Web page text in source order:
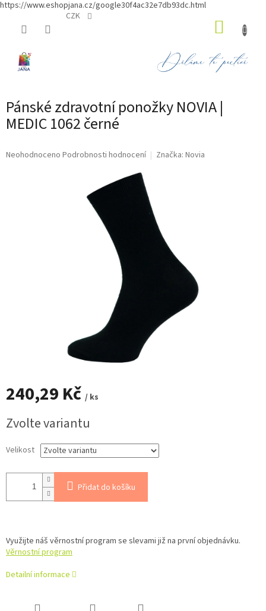
https://www.eshopjana.cz/google30f4ac32e7db93dc.html
CZK
Pánské zdravotní ponožky NOVIA |
MEDIC 1062 černé
Průměrné
Neohodnoceno Podrobnosti hodnocení Značka: Novia
240,29 Kč / ks
cena:
Zvolte variantu
Velikost
Přidat do košíku
Využijte náš věrnostní program se slevami již na první objednávku.
Věrnostní program
Detailní informace